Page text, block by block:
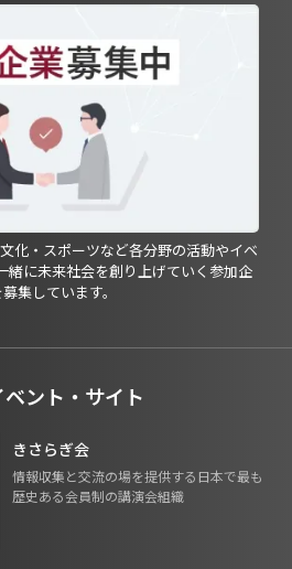
化・スポーツなど各分野の活動やイベ
緒に未来社会を創り上げていく参加企
集しています。
ント・サイト
きさらぎ会
情報収集と交流の場を提供する日本で最も
歴史ある会員制の講演会組織